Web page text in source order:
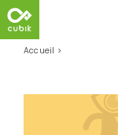
Skip
to
content
Accueil >